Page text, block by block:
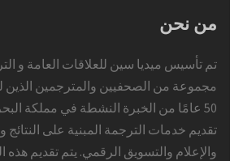
من نحن
تم تأسيس ميديا سين للعلاقات العامة و
مجموعة من الصحفيين والمترجمين الذين
50 عامًا من الخبرة النشطة في مملكة
تقديم خدمات الترجمة المبنية على النتائج
والإعلام والتسويق الرقمي. يتم تقديم